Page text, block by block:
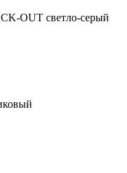
OUT светло-серый